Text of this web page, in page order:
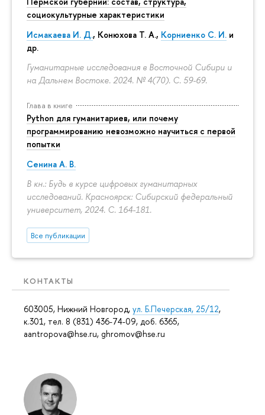
социокультурные характеристики
Исмакаева И. Д., Конюхова Т. А., Корниенко С. И. и
др.
Гуманитарные исследования в Восточной Сибири и
на Дальнем Востоке. 2024. № 4(70). С. 59-69.
Глава в книге
Python для гуманитариев, или почему
программированию невозможно научиться с первой
попытки
Сенина А. В.
В кн.: Будь в курсе цифровых гуманитарных
исследований. Красноярск: Сибирский федеральный
университет, 2024. С. 164-181.
Все публикации
КОНТАКТЫ
603005, Нижний Новгород, ул. Б.Печерская, 25/12,
к.301, тел. 8 (831) 436-74-09, доб. 6365,
aantropova@hse.ru, ghromov@hse.ru